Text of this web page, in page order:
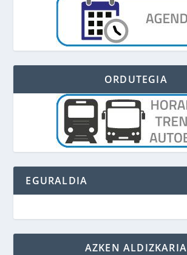
ORDUTEGIA
EGURALDIA
AZKEN ALDIZKARIA